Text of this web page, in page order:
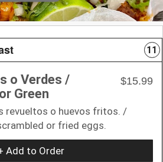
11
o Verdes /
Green
$15.99
revueltos o huevos fritos. /
or fried eggs.
Add to Order